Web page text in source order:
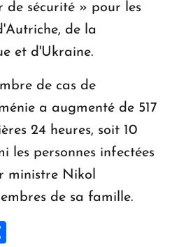
de sécurité » pour les
de la
et d'Ukraine.
de cas de
a augmenté de 517
24 heures, soit 10
les personnes infectées
ministre Nikol
de sa famille.